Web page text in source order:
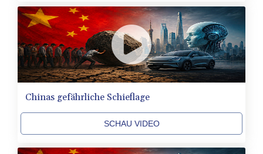
ZMW 21.75673
ZWL 372.275202
AED 4.245913
AED 4.245913
AFN 76.887634
ALL 93.218842
422.094755
AOA
1060.176801
1724.882567
Chinas gefährliche Schieflage
SCHAU VIDEO